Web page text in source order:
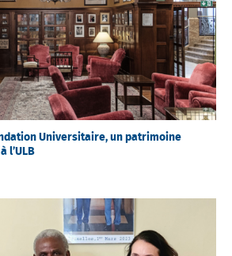
Universitaire, un patrimoine
l’ULB